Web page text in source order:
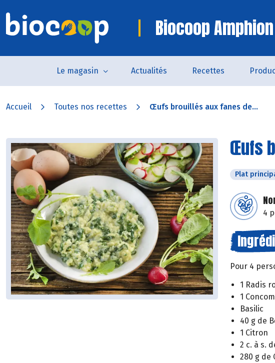
Biocoop
Le magasin Actualités Recettes
Accueil Toutes nos recettes Œufs brouillés aux fanes de...
Œufs
Plat
4
Pour 4
1 Radis
1
Basilic
40 g de
1 Citron
2 c. à s.
280 g de